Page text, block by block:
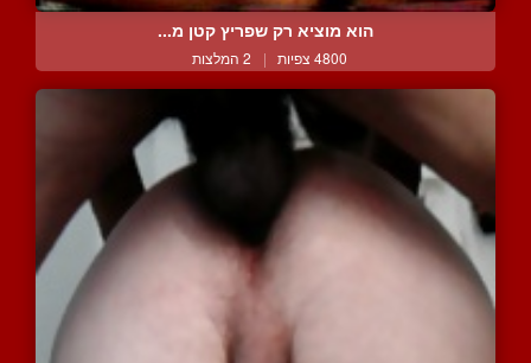
הוא מוציא רק שפריץ קטן מ...
4800 צפיות | 2 המלצות